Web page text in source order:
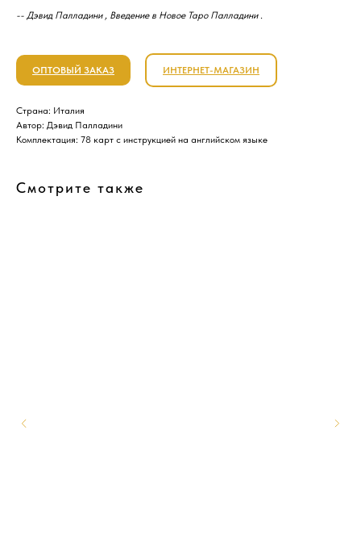
-- Дэвид Палладини , Введение в Новое Таро Палладини .
ОПТОВЫЙ ЗАКАЗ ИНТЕРНЕТ-МАГАЗИН
Страна: Италия
Автор: Дэвид Палладини
Комплектация: 78 карт с инструкцией на английском языке
Смотрите также